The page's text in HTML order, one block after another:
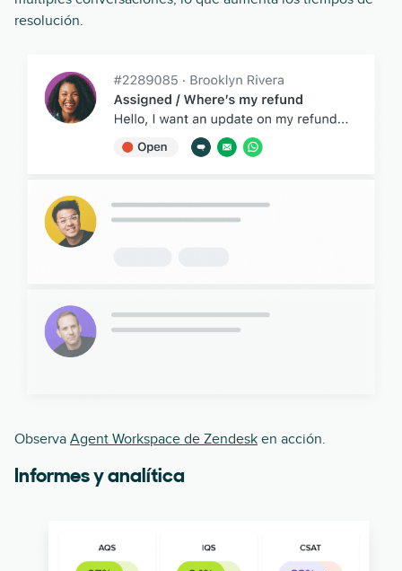
resolución.
Observa Agent Workspace de Zendesk en acción.
Informes y analítica